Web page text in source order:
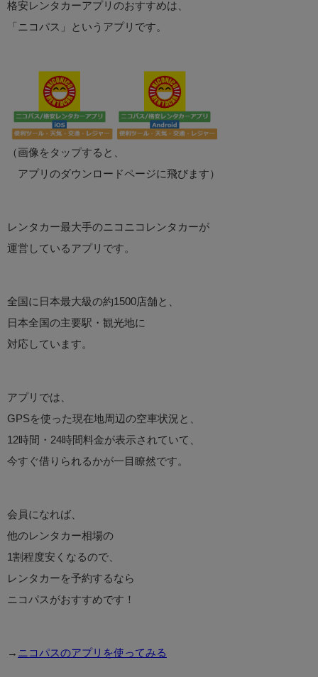
格安レンタカーアプリのおすすめは、
「ニコパス」というアプリです。
（画像をタップすると、
アプリのダウンロードページに飛びます）
レンタカー最大手のニコニコレンタカーが
運営しているアプリです。
全国に日本最大級の約1500店舗と、
日本全国の主要駅・観光地に
対応しています。
アプリでは、
GPSを使った現在地周辺の空車状況と、
12時間・24時間料金が表示されていて、
今すぐ借りられるかが一目瞭然です。
会員になれば、
他のレンタカー相場の
1割程度安くなるので、
レンタカーを予約するなら
ニコパスがおすすめです！
→ ニコパスのアプリを使ってみる